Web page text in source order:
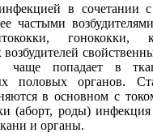
в сочетании
частыми
чаще попадает в
половых органов.
в основном с
(аборт, роды)
и органы.